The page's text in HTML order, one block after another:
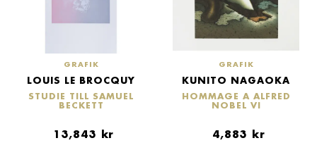
GRAFIK
LOUIS LE BROCQUY
STUDIE TILL SAMUEL
BECKETT
13,843 kr
GRAFIK
KUNITO NAGAOKA
HOMMAGE A ALFRED
NOBEL VI
4,883 kr